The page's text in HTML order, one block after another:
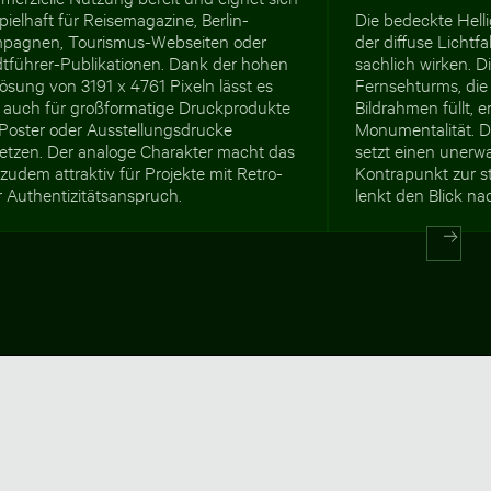
für Reisemagazine, Berlin-
Tourismus-Webseiten oder
Publikationen. Dank der hohen
von 3191 x 4761 Pixeln lässt es
auch für großformatige Druckprodukte
oder Ausstellungsdrucke
Der analoge Charakter macht das
attraktiv für Projekte mit Retro-
Authentizitätsanspruch.
Die bedeckte
der diffuse
sachlich wirken.
Fernsehturms,
Bildrahmen füllt,
Monumentalität.
setzt einen
Kontrapunkt zur
lenkt den Blick